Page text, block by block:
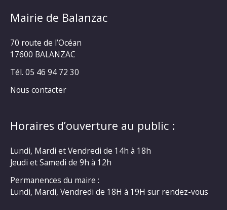
Mairie de Balanzac
70 route de l’Océan
17600 BALANZAC
Tél. 05 46 94 72 30
Nous contacter
Horaires d’ouverture au public :
Lundi, Mardi et Vendredi de 14h à 18h
Jeudi et Samedi de 9h à 12h
Permanences du maire :
Lundi, Mardi, Vendredi de 18H à 19H sur rendez-vous